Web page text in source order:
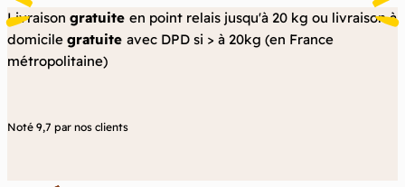
Aller
au
contenu
Livraison gratuite en point relais jusqu'à 20 kg ou livraison à
domicile gratuite avec DPD si > à 20kg (en France
métropolitaine)
Noté 9,7 par nos clients